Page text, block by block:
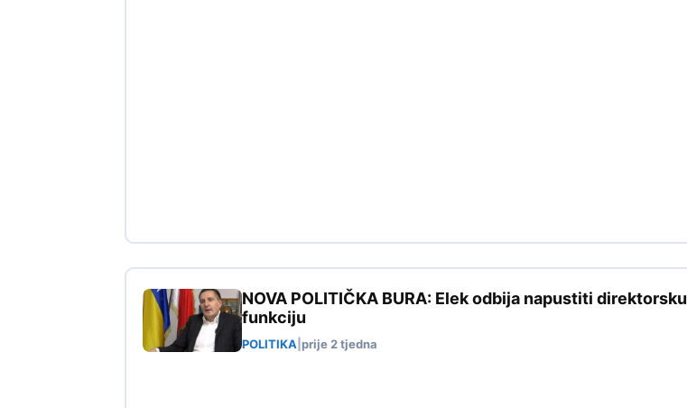
NOVA POLITIČKA BURA: Elek odbija napustiti direktorsku
funkciju
POLITIKA prije 2 tjedna